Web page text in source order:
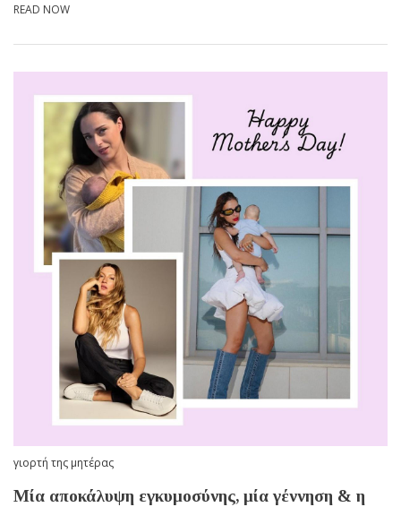
READ NOW
γιορτή της μητέρας
Μία αποκάλυψη εγκυμοσύνης, μία γέννηση & η